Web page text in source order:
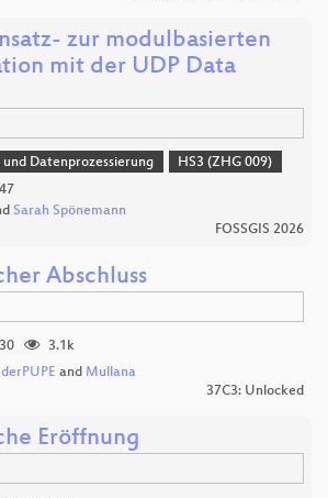
zur modulbasierten
mit der UDP Data
Datenprozessierung
HS3 (ZHG 009)
Sarah Spönemann
FOSSGIS 2026
Abschluss
3.1k
derPUPE and Mullana
37C3: Unlocked
Eröffnung